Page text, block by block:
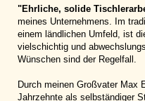
"Ehrliche, solide
meines Unternehmens. Im
einem ländlichen Umfeld, ist
vielschichtig und
Wünschen sind der Regelfall.
Durch meinen Großvater Max
Jahrzehnte als selbständiger